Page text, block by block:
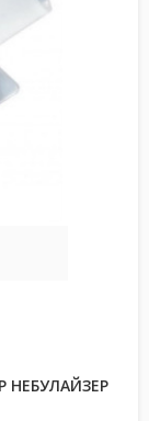
НЕБУЛАЙЗЕР